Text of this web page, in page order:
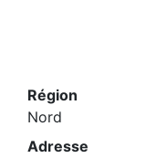
Région
Nord
Adresse